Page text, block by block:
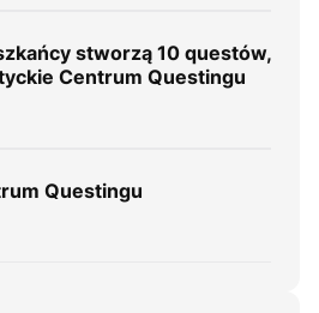
stworzą 10 questów,
Centrum Questingu
Questingu